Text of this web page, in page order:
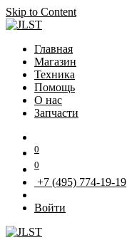
Skip to Content
Главная
Магазин
Техника
Помощь
О нас
Запчасти
0
0
+7 (495) 774-19-19
Войти